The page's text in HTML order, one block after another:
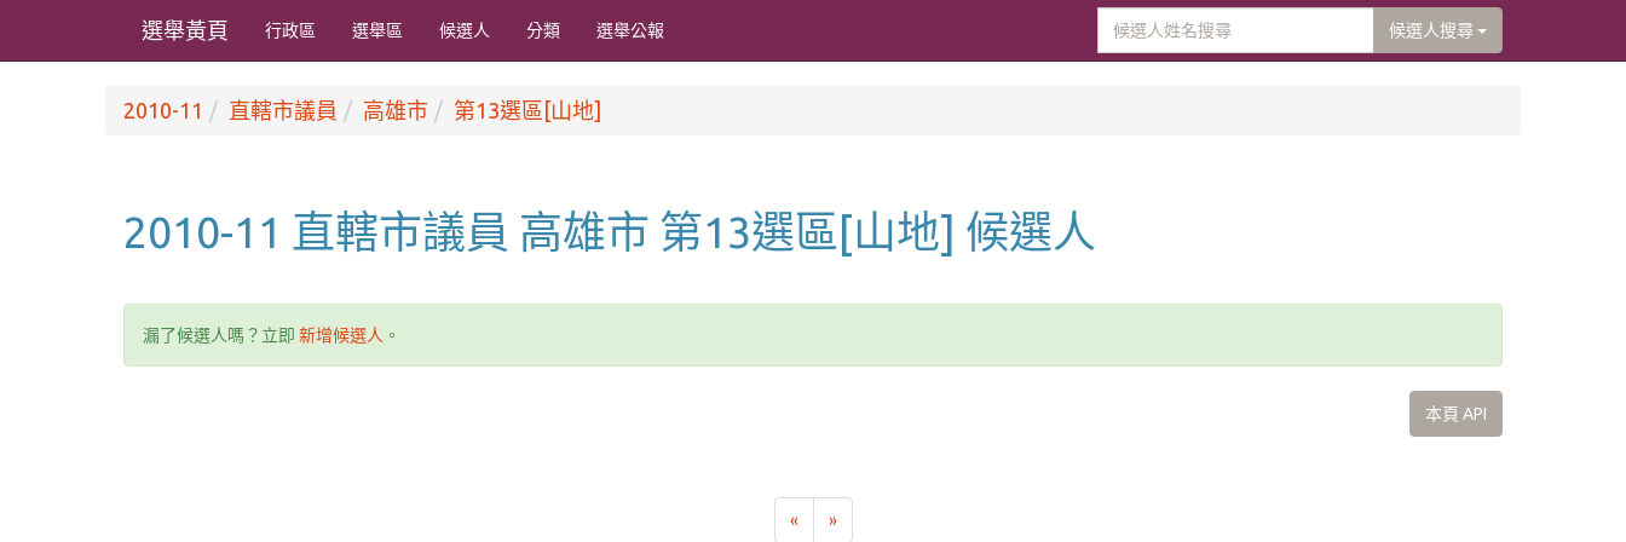
選舉黃頁 行政區 選舉區 候選人 分類 選舉公報 候選人搜尋
2010-11 直轄市議員 高雄市 第13選區[山地]
2010-11 直轄市議員 高雄市 第13選區[山地] 候選人
漏了候選人嗎？立即 新增候選人 。
本頁 API
« »